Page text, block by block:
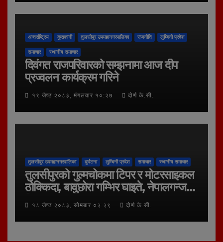
अन्तर्राष्ट्रिय कुराकानी तुलसीपुर उपमहानगरपालिका राजनीति लुम्बिनी प्रदेश
समाचार स्थानीय समाचार
दिवंगत राजपरिवारको सम्झनामा आज दीप
प्रज्वलन कार्यक्रम गरिने
१९ जेष्ठ २०८३, मंगलवार १०:२७ दोर्ण के.सी.
तुलसीपुर उपमहानगरपालिका दुर्घटना लुम्बिनी प्रदेश समाचार स्थानीय समाचार
तुलसीपुरको गुल्मचोकमा टिपर र मोटरसाइकल
ठोक्किदा, बावुछोरा गम्भिर घाइते, नेपालगन्ज
रिफर
१८ जेष्ठ २०८३, सोमबार ०२:२९ दोर्ण के.सी.